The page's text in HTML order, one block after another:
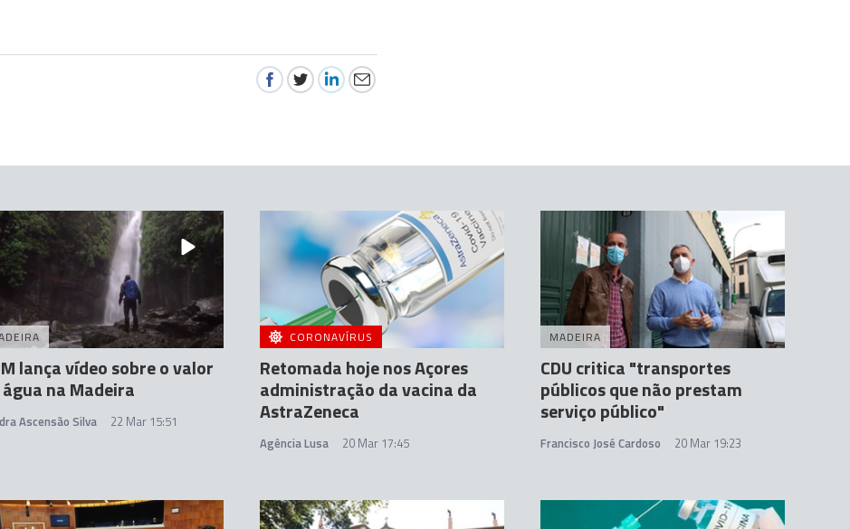
lança vídeo sobre o valor
na Madeira
Ascensão Silva 22 Mar 15:51
CORONAVÍRUS
Retomada hoje nos Açores
administração da vacina da
AstraZeneca
Agência Lusa 20 Mar 17:45
MADEIRA
CDU critica "transportes
públicos que não prestam
serviço público"
Francisco José Cardoso 20 Mar 19:23